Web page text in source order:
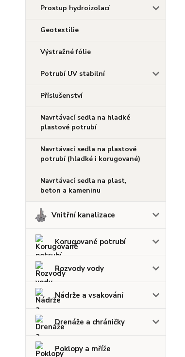
Prostup hydroizolací
Geotextilie
Výstražné fólie
Potrubí UV stabilní
Příslušenství
Navrtávací sedla na hladké
plastové potrubí
Navrtávací sedla na plastové
potrubí (hladké i korugované)
Navrtávací sedla na plast,
beton a kameninu
Vnitřní kanalizace
Korugované potrubí
Rozvody vody
Nádrže a vsakování
Drenáže a chráničky
Poklopy a mříže